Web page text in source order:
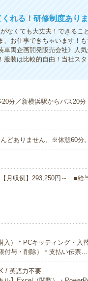
れる！研修制度ありま
なくても大丈夫！できるこ
、お仕事できちゃいます！
両企画開発販売会社》人
服装は比較的自由！当社ス
分／新横浜駅からバス20分
ありません。※休憩60分。
月収例】293,250円～ ■給
入）＊PCキッティング・入
付与・削除）＊支払い伝票…
/ 英語力不要